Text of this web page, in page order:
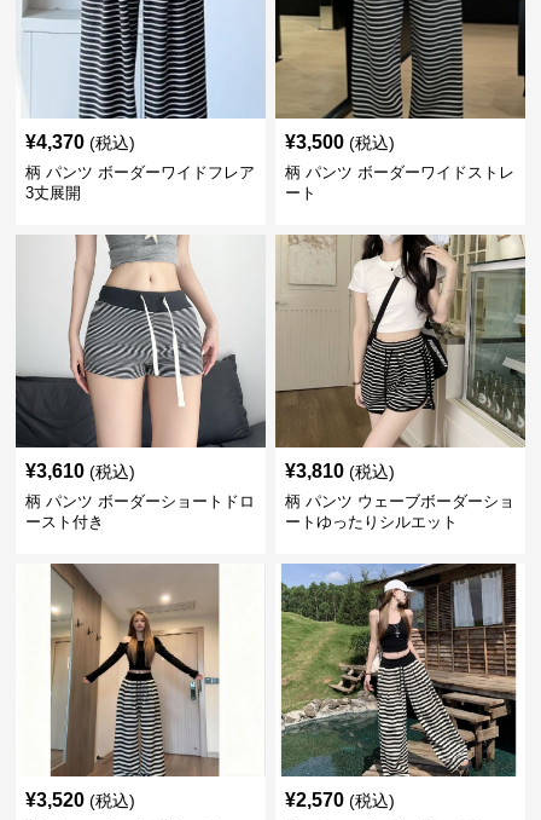
¥4,370 (税込)
柄 パンツ ボーダーワイドフレア
3丈展開
¥3,500 (税込)
柄 パンツ ボーダーワイドストレ
ート
¥3,610 (税込)
柄 パンツ ボーダーショートドロ
ースト付き
¥3,810 (税込)
柄 パンツ ウェーブボーダーショ
ートゆったりシルエット
¥3,520 (税込) ¥2,570 (税込)